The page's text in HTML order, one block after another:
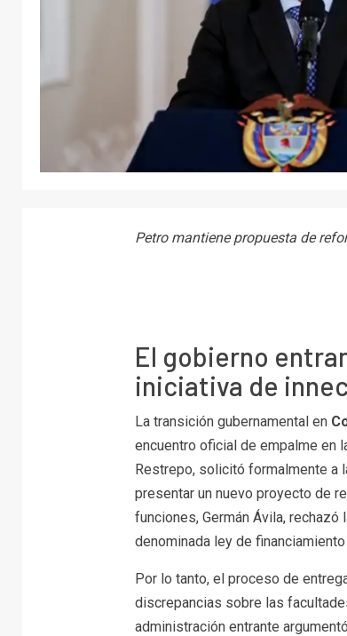
Petro mantiene propuesta de
El gobierno
iniciativa de
La transición gubernamental en
encuentro oficial de empalme en
Restrepo, solicitó formalmente a
presentar un nuevo proyecto de
funciones, Germán Ávila,
denominada ley de
Por lo tanto, el proceso de
discrepancias sobre las
administración entrante